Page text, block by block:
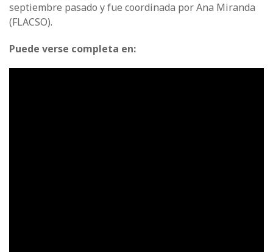
septiembre pasado y fue coordinada por Ana Miranda
(FLACSO).
Puede verse completa en: